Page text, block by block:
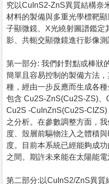
究以CuInS2-ZnS異質結構奈
材料的製備與多重光學標靶
子顯微鏡、X光繞射圖譜鑑定
影、共軛交顯微鏡進行影像測
第一部分: 我們針對點或棒狀
簡單且容易控制的製備方法
種，經由一步反應而生成各
包含 Cu2S-ZnS(Cu2S-ZS)、
Cu2S -CuInZnS(Cu2S-
之分析。在參數調整方面，
度、殼層前驅物注入之體積
度。目前本系統已經能夠成
之間。期許未來能在太陽能電
第二部分:以CuInS2/ZnS異質